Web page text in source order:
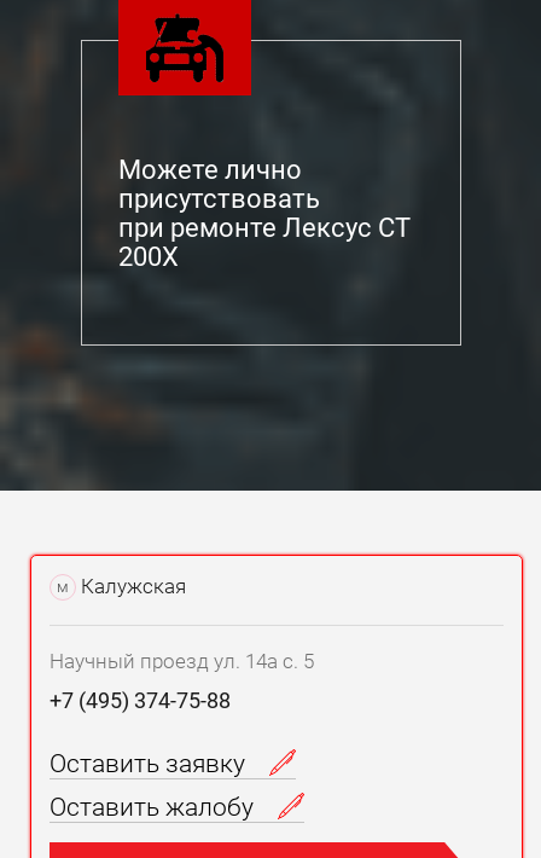
Можете лично
присутствовать
при ремонте Лексус СТ
200Х
м Калужская
Научный проезд ул. 14а с. 5
+7 (495) 374-75-88
Оставить заявку
Оставить жалобу